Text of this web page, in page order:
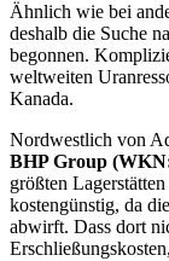
Ähnlich wie bei
deshalb die Suche
begonnen.
weltweiten
Kanada.
Nordwestlich von
BHP Group
größten
kostengünstig, da
abwirft. Dass dort